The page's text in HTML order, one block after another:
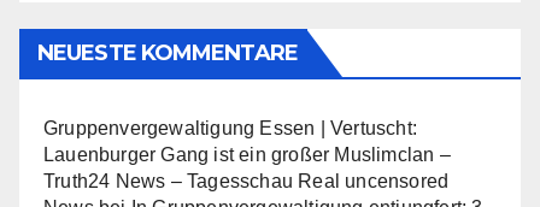
NEUESTE KOMMENTARE
Gruppenvergewaltigung Essen | Vertuscht:
Lauenburger Gang ist ein großer Muslimclan –
Truth24 News – Tagesschau Real uncensored